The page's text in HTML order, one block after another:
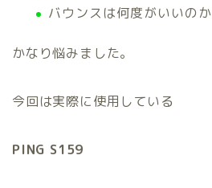
バウンスは何度がいいのか
かなり悩みました。
今回は実際に使用している
PING S159